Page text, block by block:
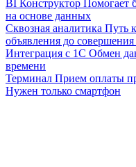
BI Конструктор Помогает
на основе данных
Сквозная аналитика Путь
объявления до
Интеграция с 1С Обмен
времени
Терминал Прием оплаты
Нужен только смартфон